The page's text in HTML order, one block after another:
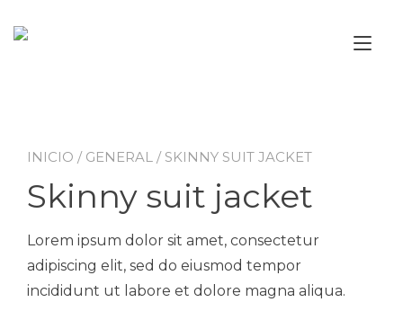
contenido
INICIO / GENERAL / SKINNY SUIT JACKET
Skinny suit jacket
Lorem ipsum dolor sit amet, consectetur
adipiscing elit, sed do eiusmod tempor
incididunt ut labore et dolore magna aliqua.